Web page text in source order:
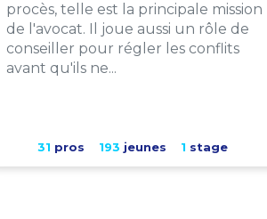
procès, telle est la principale mission
de l'avocat. Il joue aussi un rôle de
conseiller pour régler les conflits
avant qu'ils ne...
31 pros 193 jeunes 1 stage